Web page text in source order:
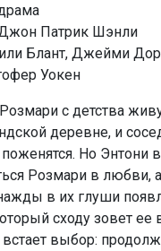
Патрик Шэнли
Блант, Джейми
Уокен
с детства
деревне, и
Но Энтони
Розмари в любви,
в их глуши
сходу зовет
выбор: